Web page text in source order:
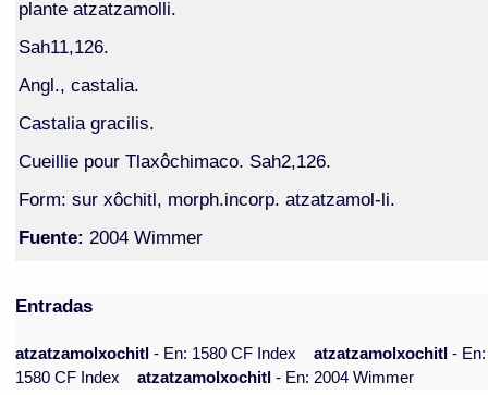
plante atzatzamolli.
Sah11,126.
Angl., castalia.
Castalia gracilis.
Cueillie pour Tlaxôchimaco. Sah2,126.
Form: sur xôchitl, morph.incorp. atzatzamol-li.
Fuente: 2004 Wimmer
Entradas
atzatzamolxochitl- En: 1580 CF Index atzatzamolxochitl- En:
1580 CF Index
atzatzamolxochitl- En: 2004 Wimmer